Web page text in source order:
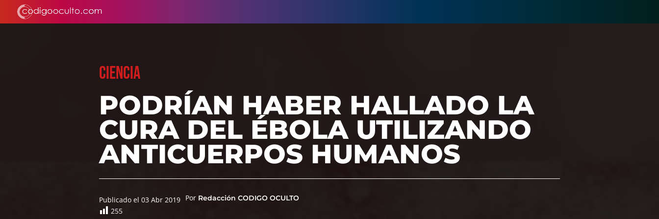
CIENCIA
PODRÍAN HABER HALLADO LA
CURA DEL ÉBOLA UTILIZANDO
ANTICUERPOS HUMANOS
Publicado el 03 Abr 2019 Por Redacción CODIGO OCULTO
255